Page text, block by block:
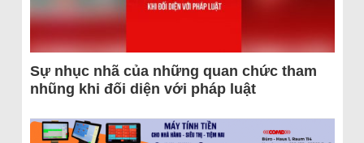
Sự nhục nhã của những quan chức tham
nhũng khi đối diện với pháp luật